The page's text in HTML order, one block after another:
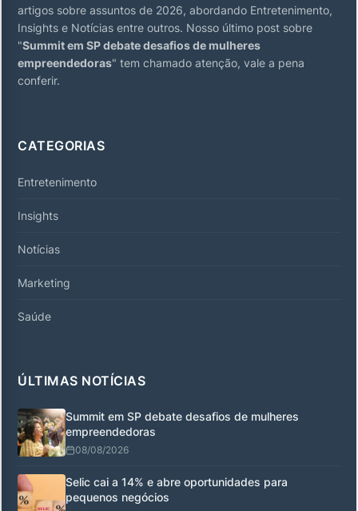
artigos sobre assuntos de 2026, abordando Entretenimento,
Insights e Notícias entre outros. Nosso último post sobre
"Summit em SP debate desafios de mulheres
empreendedoras" tem chamado atenção, vale a pena
conferir.
CATEGORIAS
Entretenimento
Insights
Notícias
Marketing
Saúde
ÚLTIMAS NOTÍCIAS
Summit em SP debate desafios de mulheres
empreendedoras
08/08/2026
Selic cai a 14% e abre oportunidades para
pequenos negócios